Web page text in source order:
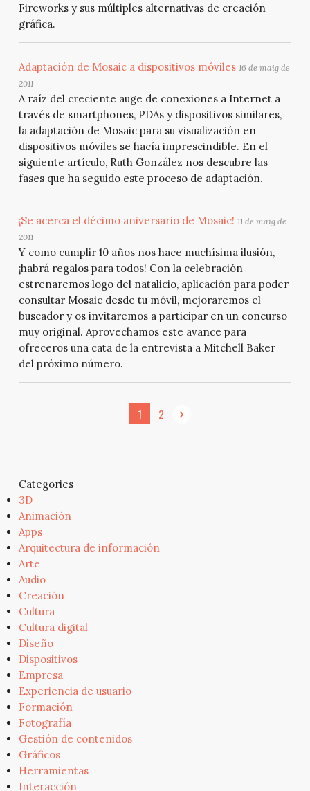
Fireworks y sus múltiples alternativas de creación
gráfica.
Adaptación de Mosaic a dispositivos móviles 16 de maig de
2011
A raíz del creciente auge de conexiones a Internet a
través de smartphones, PDAs y dispositivos similares,
la adaptación de Mosaic para su visualización en
dispositivos móviles se hacía imprescindible. En el
siguiente artículo, Ruth González nos descubre las
fases que ha seguido este proceso de adaptación.
¡Se acerca el décimo aniversario de Mosaic! 11 de maig de
2011
Y como cumplir 10 años nos hace muchísima ilusión,
¡habrá regalos para todos! Con la celebración
estrenaremos logo del natalicio, aplicación para poder
consultar Mosaic desde tu móvil, mejoraremos el
buscador y os invitaremos a participar en un concurso
muy original. Aprovechamos este avance para
ofreceros una cata de la entrevista a Mitchell Baker
del próximo número.
1 2
Categories
3D
Animación
Apps
Arquitectura de información
Arte
Audio
Creación
Cultura
Cultura digital
Diseño
Dispositivos
Empresa
Experiencia de usuario
Formación
Fotografía
Gestión de contenidos
Gráficos
Herramientas
Interacción